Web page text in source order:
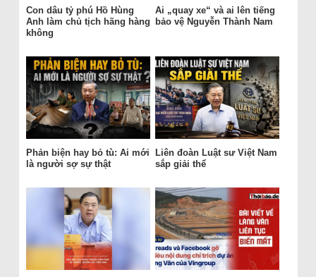
Con dâu tỷ phú Hồ Hùng
Anh làm chủ tịch hãng hàng
không
Ai „quay xe“ và ai lên tiếng
bảo vệ Nguyễn Thành Nam
Phản biện hay bỏ tù: Ai mới
là người sợ sự thật
Liên đoàn Luật sư Việt Nam
sắp giải thể